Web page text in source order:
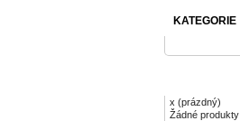
KATEGORIE
x (prázdný)
Žádné produkty